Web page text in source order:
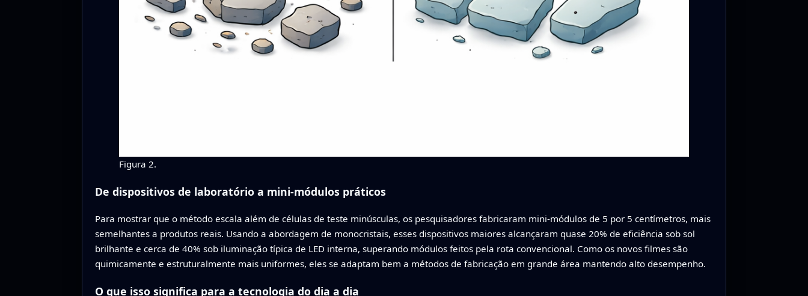
Figura 2.
De dispositivos de laboratório a mini-módulos práticos
Para mostrar que o método escala além de células de teste minúsculas, os pesquisadores fabricaram mini-módulos de 5 por 5 centímetros, mais
semelhantes a produtos reais. Usando a abordagem de monocristais, esses dispositivos maiores alcançaram quase 20% de eficiência sob sol
brilhante e cerca de 40% sob iluminação típica de LED interna, superando módulos feitos pela rota convencional. Como os novos filmes são
quimicamente e estruturalmente mais uniformes, eles se adaptam bem a métodos de fabricação em grande área mantendo alto desempenho.
O que isso significa para a tecnologia do dia a dia